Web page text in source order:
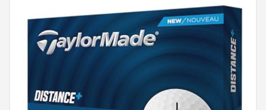
Toernooien
Golfsets
Putters